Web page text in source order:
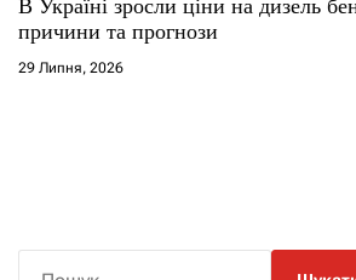
В Україні зросли ціни на дизель
причини та прогнози
29 Липня, 2026